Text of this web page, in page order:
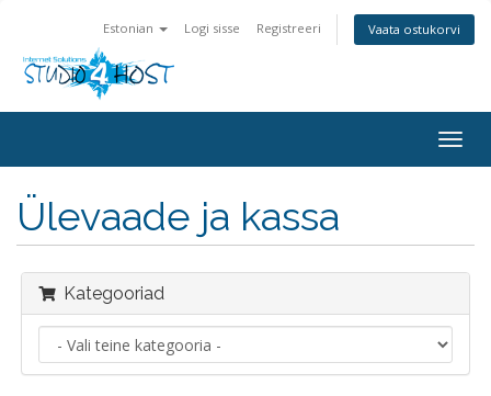
Estonian Logi sisse Registreeri Vaata ostukorvi
Ülevaade ja kassa
Kategooriad